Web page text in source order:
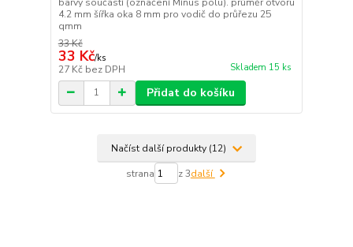
4.2 mm šířka oka 8 mm pro vodič do průřezu 25
qmm
33 Kč
33 Kč/ks
27 Kč bez DPH Skladem 15 ks
Přidat do košíku
Načíst další produkty (12)
strana z 3další